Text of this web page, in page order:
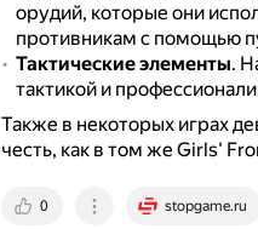
орудий, которые они
противникам с помощью
Тактические элементы.
тактикой и
Также в некоторых играх
честь, как в том же Girls'
0 stopgame.ru